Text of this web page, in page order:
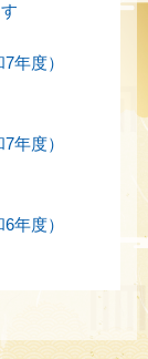
年度）
年度）
年度）